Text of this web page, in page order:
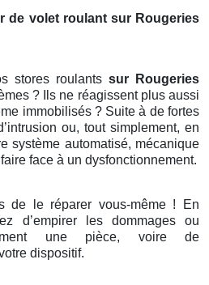
de volet roulant sur Rougeries
stores roulants sur Rougeries
? Ils ne réagissent plus aussi
immobilisés ? Suite à de fortes
ou, tout simplement, en
système automatisé, mécanique
face à un dysfonctionnement.
de le réparer vous-même ! En
d’empirer les dommages ou
une pièce, voire de
dispositif.